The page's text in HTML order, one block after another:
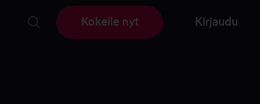
Kokeile nyt Kirjaudu